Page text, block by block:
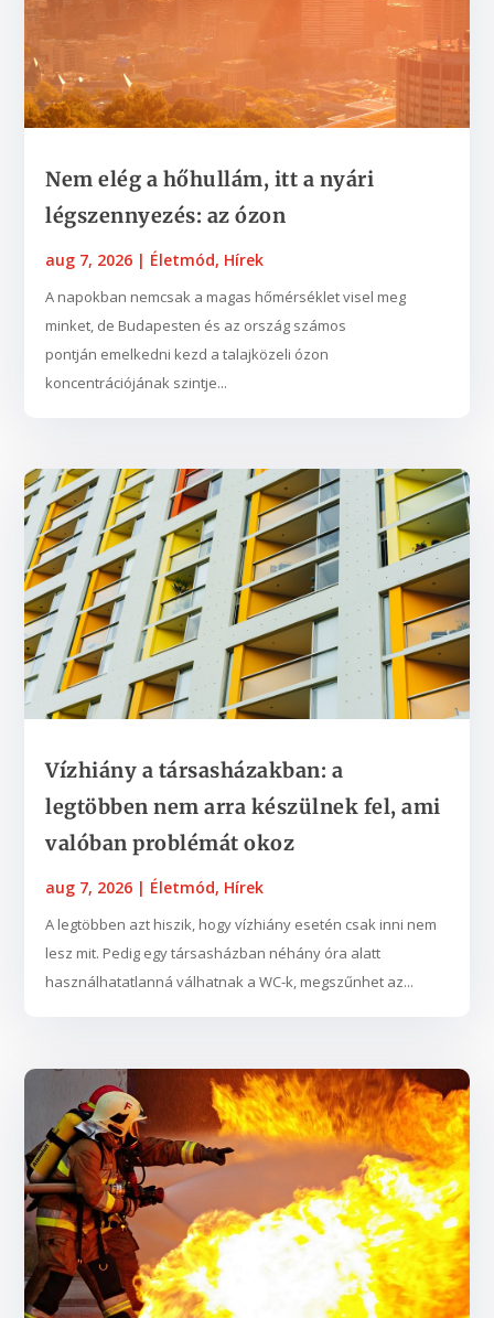
Nem elég a hőhullám, itt a nyári
légszennyezés: az ózon
aug 7, 2026 | Életmód, Hírek
A napokban nemcsak a magas hőmérséklet visel meg
minket, de Budapesten és az ország számos
pontján emelkedni kezd a talajközeli ózon
koncentrációjának szintje...
Vízhiány a társasházakban: a
legtöbben nem arra készülnek fel, ami
valóban problémát okoz
aug 7, 2026 | Életmód, Hírek
A legtöbben azt hiszik, hogy vízhiány esetén csak inni nem
lesz mit. Pedig egy társasházban néhány óra alatt
használhatatlanná válhatnak a WC-k, megszűnhet az...